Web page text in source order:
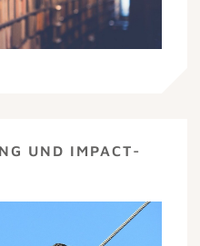
UND IMPACT-